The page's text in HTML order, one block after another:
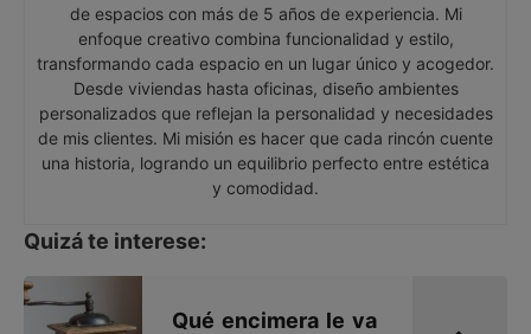
de espacios con más de 5 años de experiencia. Mi
enfoque creativo combina funcionalidad y estilo,
transformando cada espacio en un lugar único y acogedor.
Desde viviendas hasta oficinas, diseño ambientes
personalizados que reflejan la personalidad y necesidades
de mis clientes. Mi misión es hacer que cada rincón cuente
una historia, logrando un equilibrio perfecto entre estética
y comodidad.
Quizá te interese:
Qué encimera le va